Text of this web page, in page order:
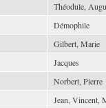
Théodule,
Démophile
Gilbert, Marie
Jacques
Norbert, Pierre
Jean, Vincent,